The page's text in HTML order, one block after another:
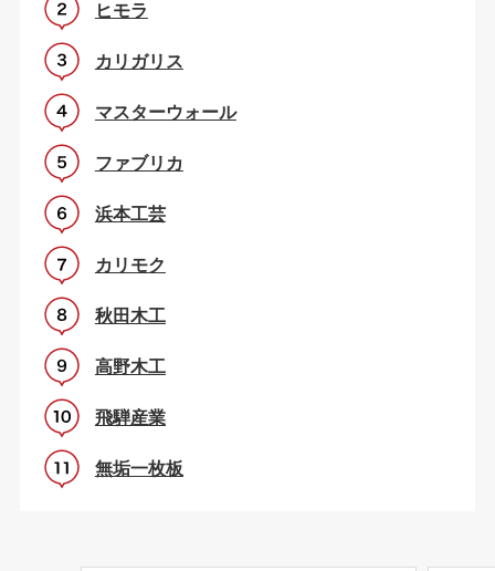
ヒモラ
カリガリス
マスターウォール
ファブリカ
浜本工芸
カリモク
秋田木工
高野木工
飛騨産業
無垢一枚板